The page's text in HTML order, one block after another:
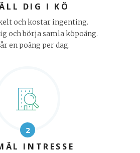
DIG I KÖ
och kostar ingenting.
och börja samla köpoäng.
en poäng per dag.
2
INTRESSE